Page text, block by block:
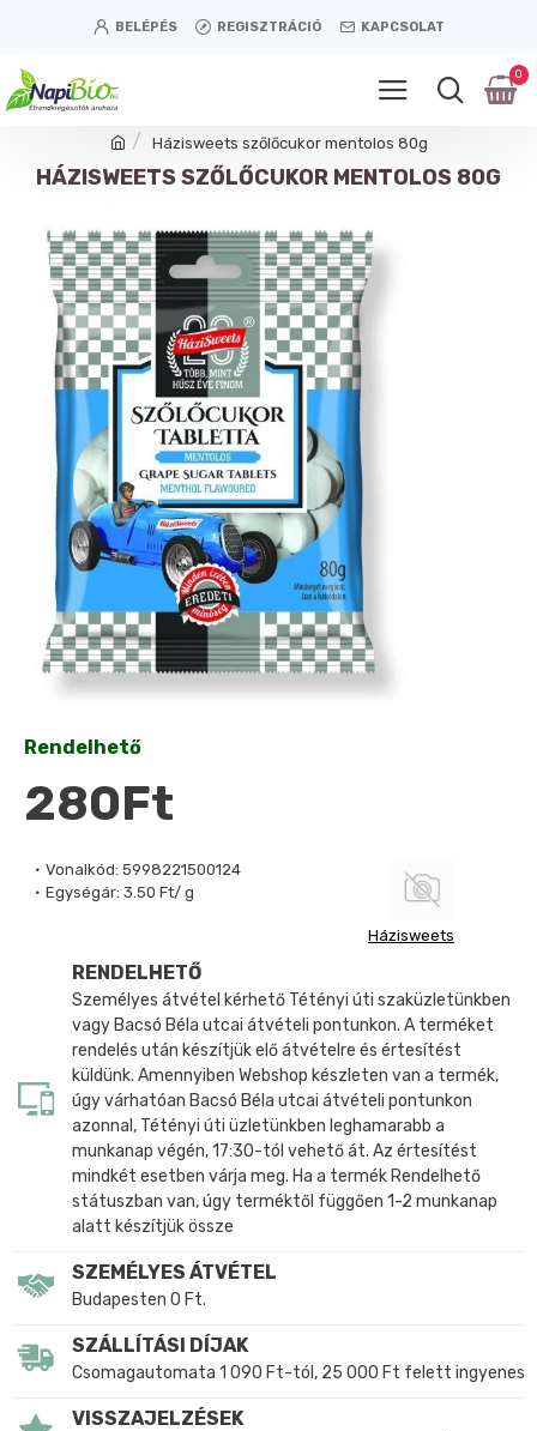
BELÉPÉS REGISZTRÁCIÓ KAPCSOLAT
0
Házisweets szőlőcukor mentolos 80g
HÁZISWEETS SZŐLŐCUKOR MENTOLOS 80G
Vonalkód: 5998221500124
Egységár: 3.50 Ft/ g
Házisweets
Rendelhető
280Ft
RENDELHETŐ
Személyes átvétel kérhető Tétényi úti szaküzletünkben
vagy Bacsó Béla utcai átvételi pontunkon. A terméket
rendelés után készítjük elő átvételre és értesítést
küldünk. Amennyiben Webshop készleten van a termék,
úgy várhatóan Bacsó Béla utcai átvételi pontunkon
azonnal, Tétényi úti üzletünkben leghamarabb a
munkanap végén, 17:30-tól vehető át. Az értesítést
mindkét esetben várja meg. Ha a termék Rendelhető
státuszban van, úgy terméktől függően 1-2 munkanap
alatt készítjük össze
SZEMÉLYES ÁTVÉTEL
Budapesten 0 Ft.
SZÁLLÍTÁSI DÍJAK
Csomagautomata 1 090 Ft-tól, 25 000 Ft felett ingyenes
VISSZAJELZÉSEK